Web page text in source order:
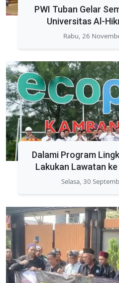
PWI Tuban Gelar
Universitas Al-
Rabu, 26
Dalami Program
Lakukan Lawatan
Selasa, 30